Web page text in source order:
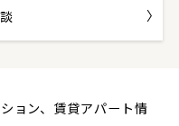
ョン、賃貸アパート情